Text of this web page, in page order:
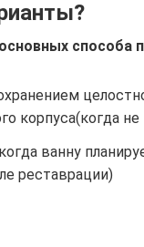
способа
корпуса(когда
ванну
реставрации)